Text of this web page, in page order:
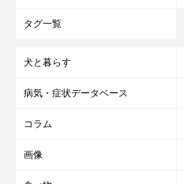
タグ一覧
犬と暮らす
病気・症状データベース
コラム
画像